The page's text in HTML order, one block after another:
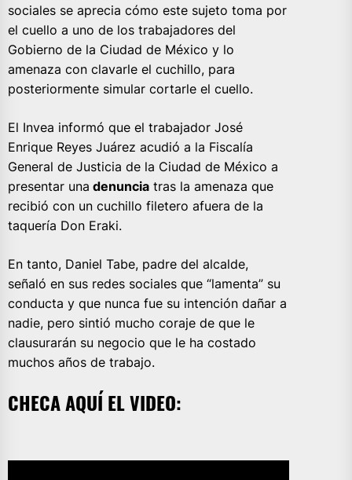
sociales se aprecia cómo este sujeto toma por
el cuello a uno de los trabajadores del
Gobierno de la Ciudad de México y lo
amenaza con clavarle el cuchillo, para
posteriormente simular cortarle el cuello.
El Invea informó que el trabajador José
Enrique Reyes Juárez acudió a la Fiscalía
General de Justicia de la Ciudad de México a
presentar una denuncia tras la amenaza que
recibió con un cuchillo filetero afuera de la
taquería Don Eraki.
En tanto, Daniel Tabe, padre del alcalde,
señaló en sus redes sociales que “lamenta” su
conducta y que nunca fue su intención dañar a
nadie, pero sintió mucho coraje de que le
clausurarán su negocio que le ha costado
muchos años de trabajo.
CHECA AQUÍ EL VIDEO: